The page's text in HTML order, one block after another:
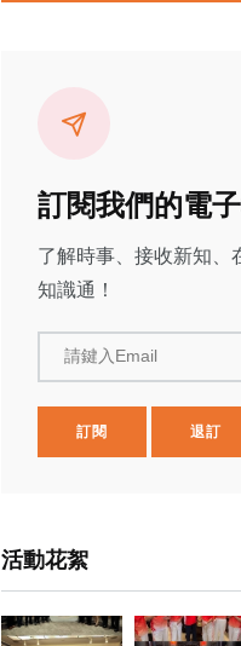
訂閱我們的電
了解時事、接收新知、
知識通！
請鍵入Email
訂閱 退訂
活動花絮